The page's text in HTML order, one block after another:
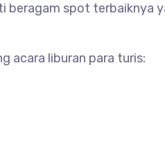
beragam spot terbaiknya
acara liburan para turis: